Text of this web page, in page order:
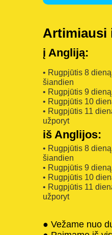
Artimiausi
į Angliją:
• Rugpjūtis 8
šiandien
• Rugpjūtis 9
• Rugpjūtis 10
• Rugpjūtis 11
užporyt
iš Anglijos:
• Rugpjūtis 8
šiandien
• Rugpjūtis 9
• Rugpjūtis 10
• Rugpjūtis 11
užporyt
● Vežame nuo